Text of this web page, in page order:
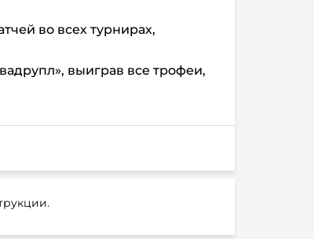
во всех турнирах,
выиграв все трофеи,